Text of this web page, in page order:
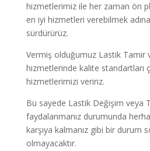
hizmetlerimiz ile her zaman ön
en iyi hizmetleri verebilmek adına
sürdürürüz.
Vermiş olduğumuz Lastik Tamir
hizmetlerinde kalite standartları
hizmetlerimizi veririz.
Bu sayede Lastik Değişim veya
faydalanmanız durumunda
karşıya kalmanız gibi bir durum
olmayacaktır.